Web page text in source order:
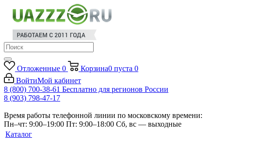
Отложенные 0 Корзина0 пуста 0
ВойтиМой кабинет
8 (800) 700-38-61 Бесплатно для регионов России
8 (903) 798-47-17
Время работы телефонной линии по московскому времени:
Пн–чт: 9:00–19:00 Пт: 9:00–18:00 Сб, вс — выходные
Каталог